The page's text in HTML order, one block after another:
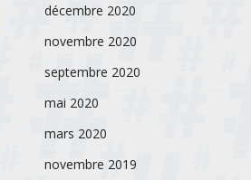
décembre 2020
novembre 2020
septembre 2020
mai 2020
mars 2020
novembre 2019